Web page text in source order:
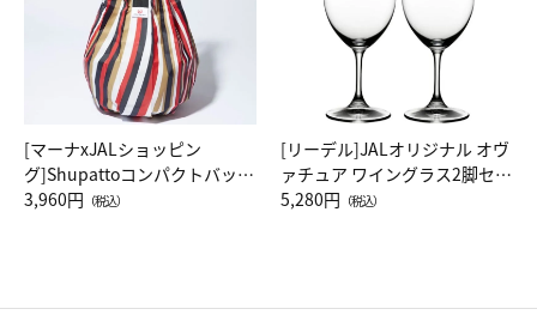
[マーナxJALショッピン
グ]Shupattoコンパクトバッグ
Drop JAL客室乗務員（LC）ス
3,960円 （税込）
[リーデル]JALオリジナル オヴ
ァチュア ワイングラス2脚セッ
ト（レッドワイン）
5,280円 （税込）